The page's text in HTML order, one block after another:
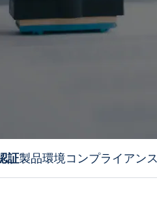
証製品環境コンプライアンス